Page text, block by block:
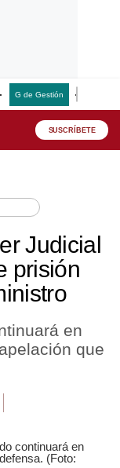
G de Gestión
SUSCRÍBETE
Judicial
prisión
en
que